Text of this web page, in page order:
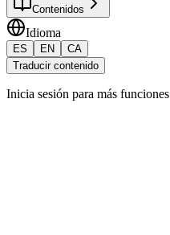
Contenidos
Idioma
ES EN
CA
Traducir contenido
Inicia sesión para más funciones